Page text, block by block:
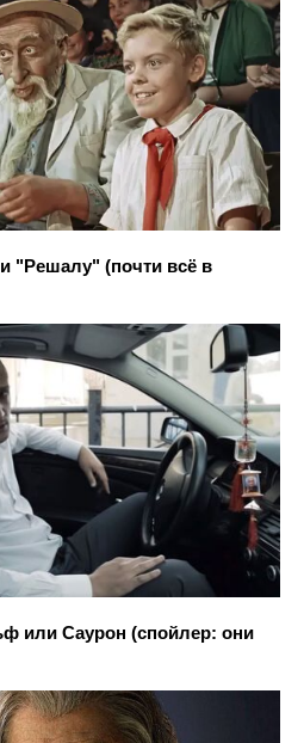
"Решалу" (почти всё в
или Саурон (спойлер: они